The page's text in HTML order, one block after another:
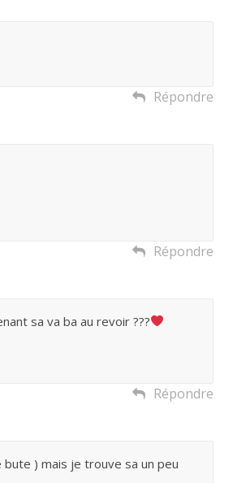
Répondre
Répondre
sa va ba au revoir ???
Répondre
bute ) mais je trouve sa un peu